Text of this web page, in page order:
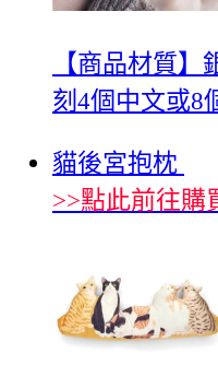
【商品材質
刻4個中文或8
貓後宮抱枕
>>點此前往購